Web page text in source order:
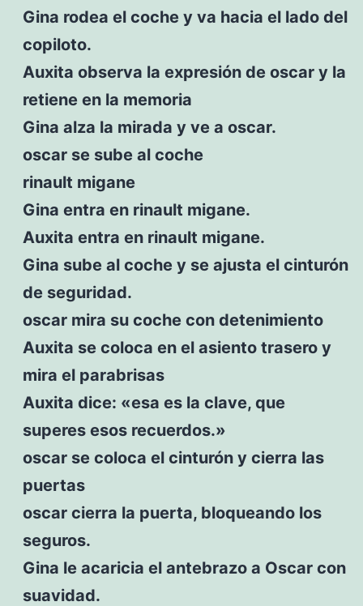
Gina rodea el coche y va hacia el lado del
copiloto.
Auxita observa la expresión de oscar y la
retiene en la memoria
Gina alza la mirada y ve a oscar.
oscar se sube al coche
rinault migane
Gina entra en rinault migane.
Auxita entra en rinault migane.
Gina sube al coche y se ajusta el cinturón
de seguridad.
oscar mira su coche con detenimiento
Auxita se coloca en el asiento trasero y
mira el parabrisas
Auxita dice: «esa es la clave, que
superes esos recuerdos.»
oscar se coloca el cinturón y cierra las
puertas
oscar cierra la puerta, bloqueando los
seguros.
Gina le acaricia el antebrazo a Oscar con
suavidad.